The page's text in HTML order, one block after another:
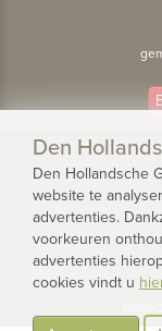
©
Den
Den Hollandsche
website te
advertenties.
voorkeuren
advertenties
cookies vindt u